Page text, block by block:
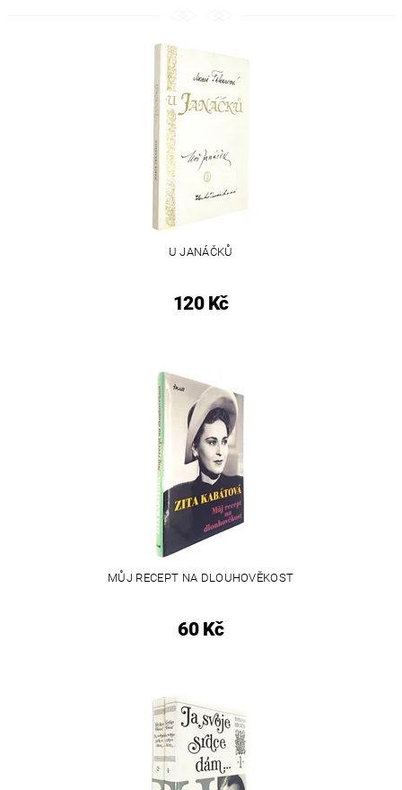
U JANÁČKŮ
120 Kč
MŮJ RECEPT NA DLOUHOVĚKOST
60 Kč